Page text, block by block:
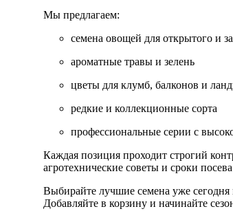
Мы предлагаем:
семена овощей для открытого и
ароматные травы и зелень
цветы для клумб, балконов и
редкие и коллекционные сорта
профессиональные серии с
Каждая позиция проходит строгий
агротехнические советы и сроки
Выбирайте лучшие семена уже
Добавляйте в корзину и начинайте